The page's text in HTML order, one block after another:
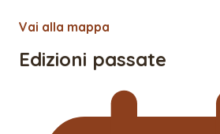
Vai alla mappa
Edizioni passate